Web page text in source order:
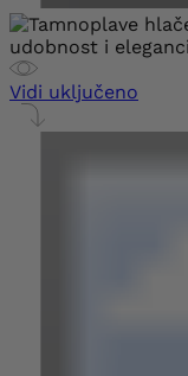
Vidi uključeno